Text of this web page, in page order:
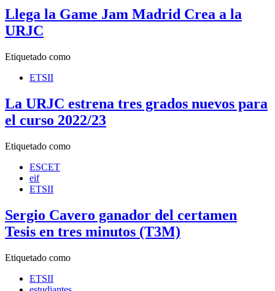
Llega la Game Jam Madrid Crea a la
URJC
Etiquetado como
ETSII
La URJC estrena tres grados nuevos para
el curso 2022/23
Etiquetado como
ESCET
eif
ETSII
Sergio Cavero ganador del certamen
Tesis en tres minutos (T3M)
Etiquetado como
ETSII